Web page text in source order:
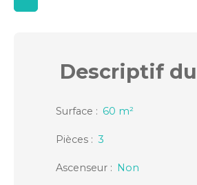
Descriptif
Surface : 60 m²
Pièces : 3
Ascenseur : Non